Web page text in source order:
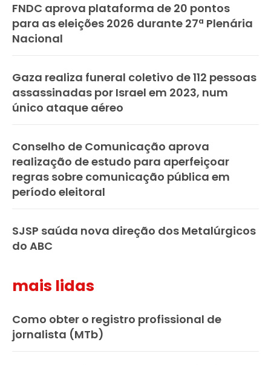
FNDC aprova plataforma de 20 pontos
para as eleições 2026 durante 27ª Plenária
Nacional
Gaza realiza funeral coletivo de 112 pessoas
assassinadas por Israel em 2023, num
único ataque aéreo
Conselho de Comunicação aprova
realização de estudo para aperfeiçoar
regras sobre comunicação pública em
período eleitoral
SJSP saúda nova direção dos Metalúrgicos
do ABC
mais lidas
Como obter o registro profissional de
jornalista (MTb)